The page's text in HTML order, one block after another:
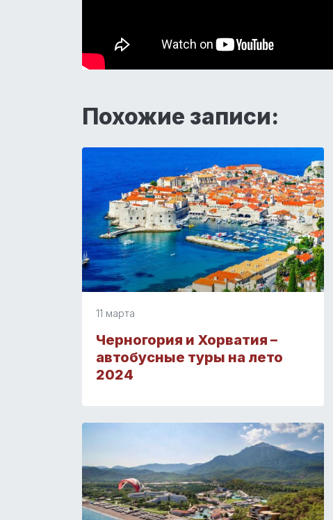
Похожие записи:
11 марта
Черногория и Хорватия –
автобусные туры на лето
2024